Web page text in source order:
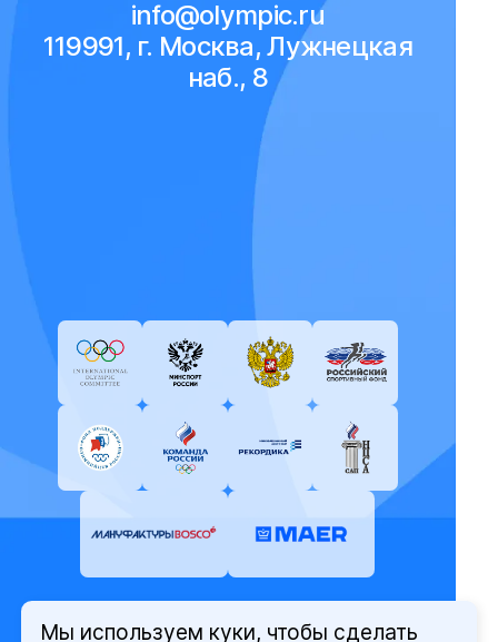
info@olympic.ru
119991, г. Москва, Лужнецкая
наб., 8
Мы используем куки, чтобы сделать